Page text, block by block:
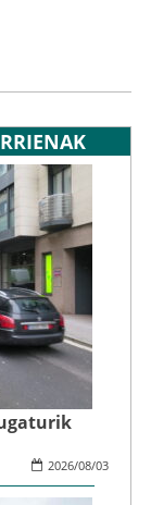
2026/08/03